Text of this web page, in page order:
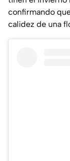
confirmando
calidez de una